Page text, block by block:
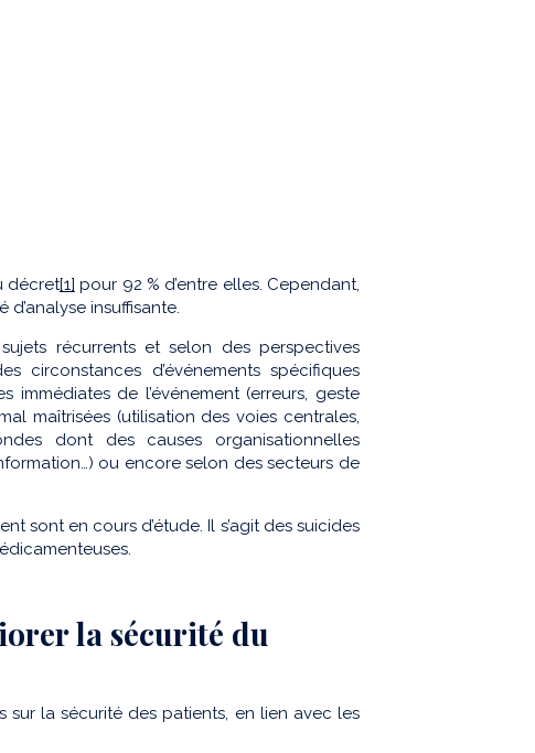
décret[1] pour 92 % d’entre elles. Cependant,
insuffisante.
récurrents et selon des perspectives
circonstances d’événements spécifiques
immédiates de l’événement (erreurs, geste
maîtrisées (utilisation des voies centrales,
dont des causes organisationnelles
ou encore selon des secteurs de
sont en cours d’étude. Il s’agit des suicides
la sécurité du
sur la sécurité des patients, en lien avec les